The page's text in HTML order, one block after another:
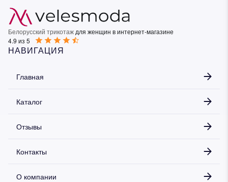
Белорусский трикотаж для женщин в интернет-магазине
4.9 из 5
НАВИГАЦИЯ
Главная
Каталог
Отзывы
Контакты
О компании
телеграм-канал